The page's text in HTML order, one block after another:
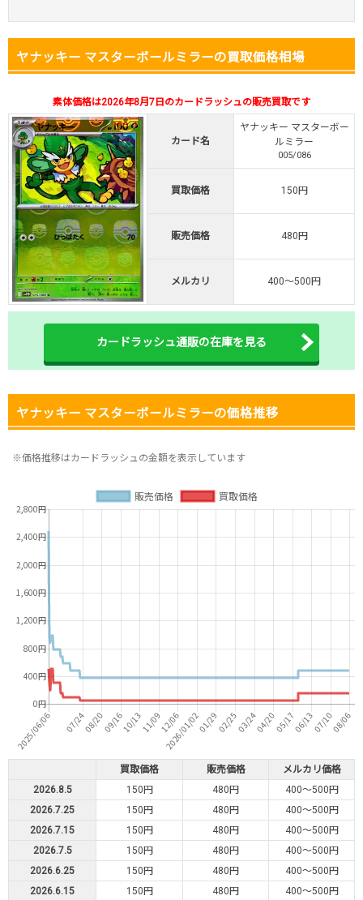
オリパスタジアム
・新規登録で6種類アド確解禁
・1,000円で1,500coin買える
オリパスタジアム公式はこちら ＞
オリくじ
・初回購入は500coinが50円
・新規限定！8種類の激熱オリパ
オリくじ公式はこちら ＞
TORAオリパ
・リリース1周年イベント開催中！
・新規登録で最大90%OFF
TORAオリパ公式はこちら ＞
ヤナッキー マスターボールミラーの買取価格相場
素体価格は2026年8月7日のカードラッシュの販売買取です
カード名
ヤナッキー マスターボー
ルミラー
005/086
買取価格 150円
販売価格 480円
メルカリ 400～500円
カードラッシュ通販の在庫を見る
ヤナッキー マスターボールミラーの価格推移
※価格推移はカードラッシュの金額を表示しています
買取価格 販売価格
メルカリ価格
2026.8.5
150円 480円
400～500円
2026.7.25
150円 480円
400～500円
2026.7.15
150円 480円
400～500円
2026.7.5
150円 480円
400～500円
2026.6.25
150円 480円
400～500円
2026.6.15
150円 480円 400～500円